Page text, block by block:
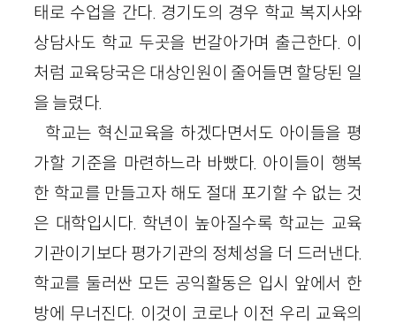
태로 수업을 간다. 경기도의 경우 학교 복지사와
상담사도 학교 두곳을 번갈아가며 출근한다. 이
처럼 교육당국은 대상인원이 줄어들면 할당된 일
을 늘렸다.
학교는 혁신교육을 하겠다면서도 아이들을 평
가할 기준을 마련하느라 바빴다. 아이들이 행복
한 학교를 만들고자 해도 절대 포기할 수 없는 것
은 대학입시다. 학년이 높아질수록 학교는 교육
기관이기보다 평가기관의 정체성을 더 드러낸다.
학교를 둘러싼 모든 공익활동은 입시 앞에서 한
방에 무너진다. 이것이 코로나 이전 우리 교육의